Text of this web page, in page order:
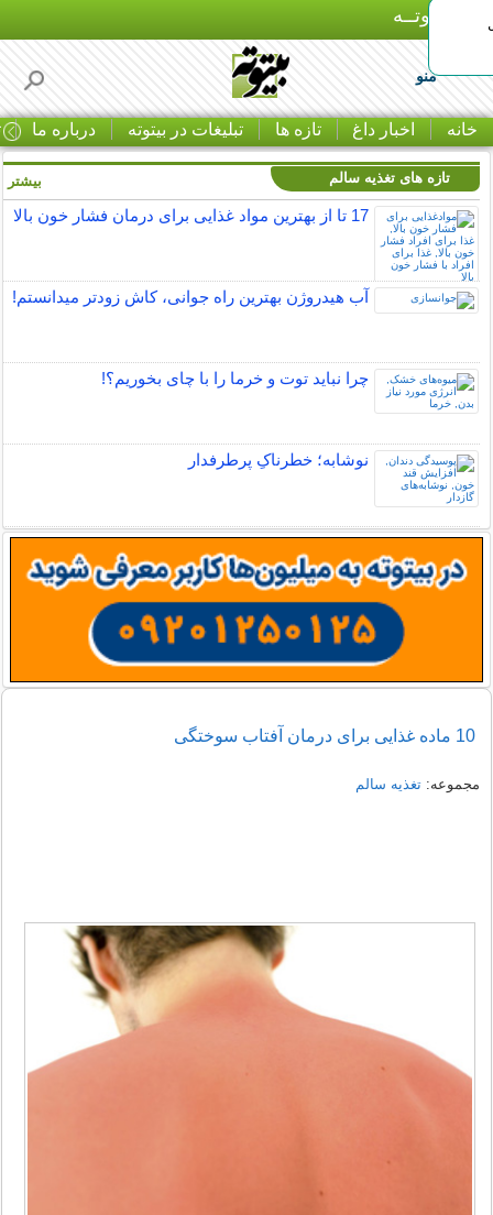
بـیتوتــه
منو
خانه اخبار داغ تازه ها تبلیغات در بیتوته درباره ما
تازه های تغذیه سالم
17 تا از بهترین مواد غذایی برای درمان فشار خون بالا
آب هیدروژن بهترین راه جوانی، کاش زودتر میدانستم!
چرا نباید توت و خرما را با چای بخوریم؟!
نوشابه؛ خطرناکِ پرطرفدار
بیشتر
10 ماده غذایی برای درمان آفتاب سوختگی
مجموعه:تغذیه سالم